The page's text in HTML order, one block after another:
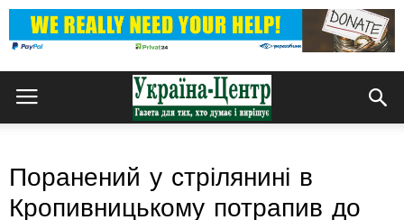
Поранений у стрілянині в
Кропивницькому потрапив до